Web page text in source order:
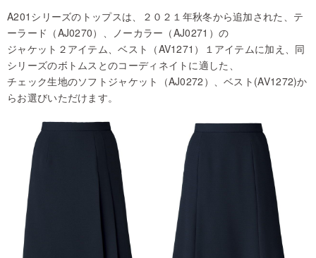
A201シリーズのトップスは、２０２１年秋冬から追加された、テ
ーラード（AJ0270）、ノーカラー（AJ0271）の
ジャケット２アイテム、ベスト（AV1271）１アイテムに加え、同
シリーズのボトムスとのコーディネイトに適した、
チェック生地のソフトジャケット（AJ0272）、ベスト(AV1272)か
らお選びいただけます。